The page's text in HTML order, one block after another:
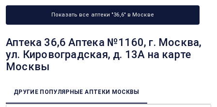
Показать все аптеки "36,6" в Москве
Аптека 36,6 Аптека №1160, г. Москва,
ул. Кировоградская, д. 13А на карте
Москвы
ДРУГИЕ ПОПУЛЯРНЫЕ АПТЕКИ МОСКВЫ